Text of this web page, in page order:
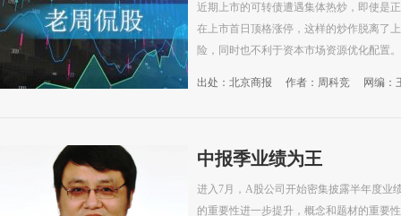
近期上市的可转债遭遇集体热炒，即使是
在上市首日顶格涨停，这样的炒作脱离了
险，同时也不利于资本市场资源优化配置。
出处：北京商报 作者：周科竞 网编：
中报季业绩为王
进入7月，A股公司开始密集披露半年度业
的重要性进一步提升，概念和题材的重要